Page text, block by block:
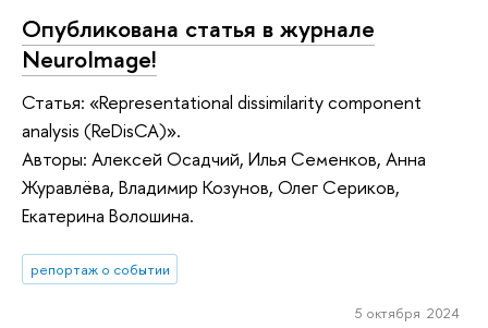
Опубликована статья в журнале
NeuroImage!
Статья: «Representational dissimilarity component
analysis (ReDisCA)».
Авторы: Алексей Осадчий, Илья Семенков, Анна
Журавлёва, Владимир Козунов, Олег Сериков,
Екатерина Волошина.
репортаж о событии
5 октября 2024